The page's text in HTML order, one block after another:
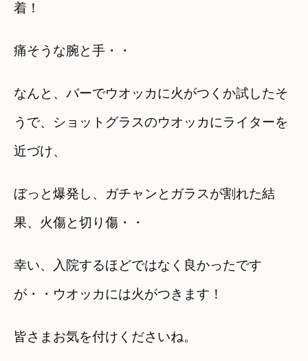
着！
痛そうな腕と手・・
なんと、バーでウオッカに火がつくか試したそ
うで、ショットグラスのウオッカにライターを
近づけ、
ぼっと爆発し、ガチャンとガラスが割れた結
果、火傷と切り傷・・
幸い、入院するほどではなく良かったです
が・・ウオッカには火がつきます！
皆さまお気を付けくださいね。